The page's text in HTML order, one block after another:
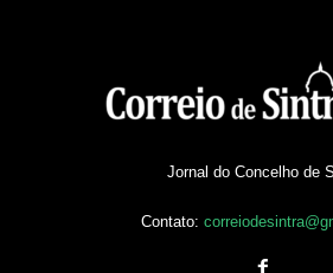
Jornal do Concelho de
Contato: